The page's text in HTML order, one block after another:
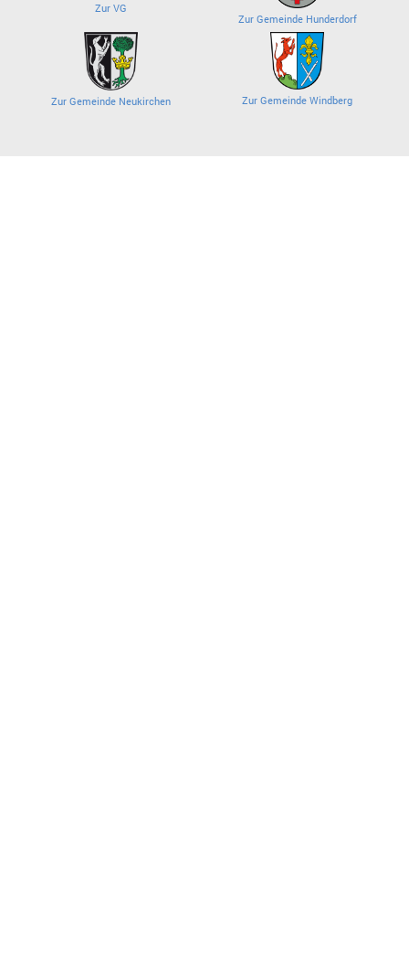
Zur VG
Zur Gemeinde Hunderdorf
Zur Gemeinde Neukirchen Zur Gemeinde Windberg